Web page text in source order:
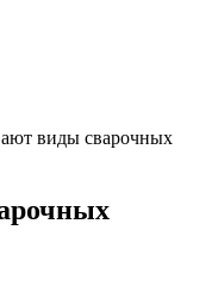
виды сварочных